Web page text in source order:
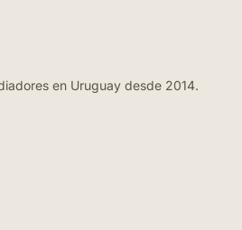
en Uruguay desde 2014.